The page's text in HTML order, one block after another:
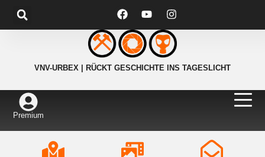
VNV-URBEX | RÜCKT GESCHICHTE INS TAGESLICHT
Premium